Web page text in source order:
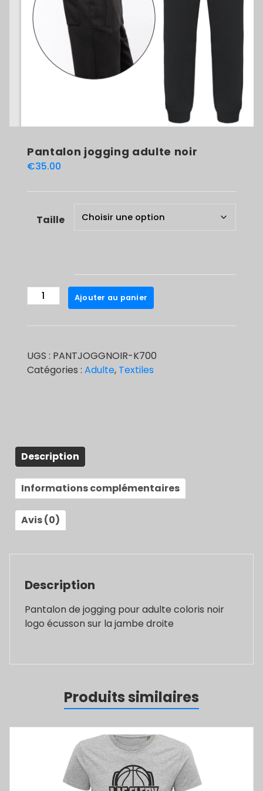
Pantalon jogging adulte noir
€35.00
Taille
quantité
de
adulte
noir
Ajouter au panier
UGS : PANTJOGGNOIR-K700
Catégories : Adulte, Textiles
Description
Informations complémentaires
Avis (0)
Description
Pantalon de jogging pour adulte coloris noir
logo écusson sur la jambe droite
Produits similaires